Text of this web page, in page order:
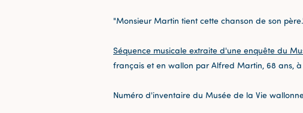
"Monsieur Martin tient cette chanson de son
Séquence musicale extraite d'une enquête du
français et en wallon par Alfred Martin, 68 ans, à
Numéro d'inventaire du Musée de la Vie